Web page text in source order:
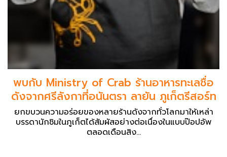
พบกับ Ministry of Crab ร้านอาหารทะเลชื่อ
ดังจากศรีลังกาที่อนันตรา ลายัน ภูเก็ตรีสอร์ท
ยกขบวนความอร่อยของหลายร้านดังจากทั่วโลกมาให้เหล่า
บรรดานักชิมในภูเก็ตได้สัมผัสอย่างต่อเนื่องในแบบป๊อปอัพ
ตลอดเดือนสิง...